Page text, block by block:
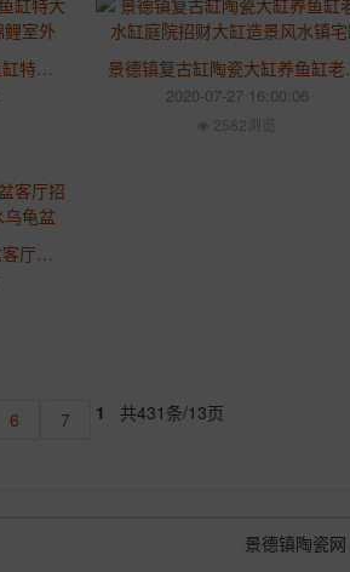
景德镇陶瓷盆落地立柱式鱼缸特大号金鱼缸睡莲碗莲荷花盆锦鲤室外 景德镇复
2020-07-27 16:00:06
2582浏览
景德镇陶瓷鱼缸小型养鱼盆客厅招财流水鱼缸家用造景大风水乌龟盆
1
6 7 共431条/13页
景德镇陶瓷网